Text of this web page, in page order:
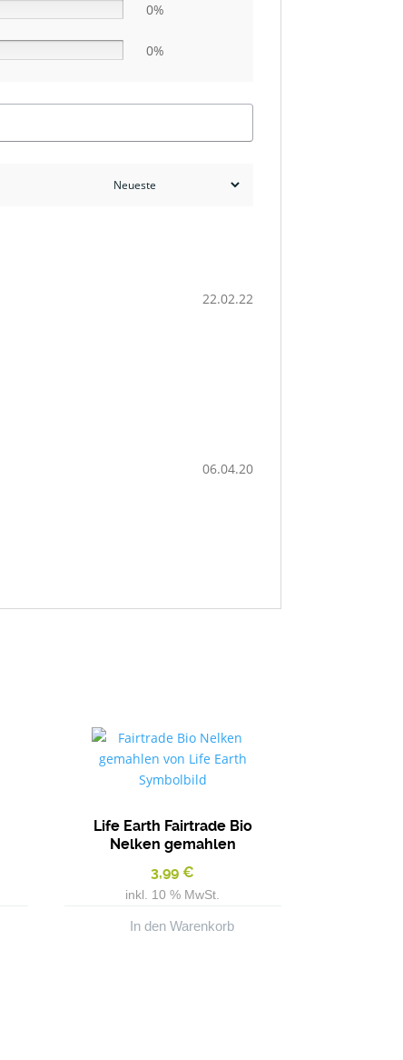
0%
0%
22.02.22
06.04.20
Life Earth Fairtrade Bio
Nelken gemahlen
3,99€
inkl. 10 % MwSt.
In den Warenkorb